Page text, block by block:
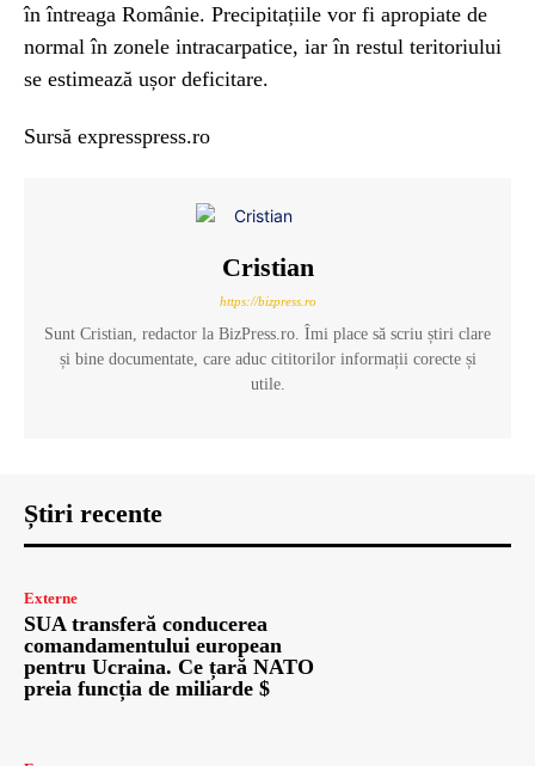
în întreaga Românie. Precipitațiile vor fi apropiate de
normal în zonele intracarpatice, iar în restul teritoriului
se estimează ușor deficitare.
Sursă expresspress.ro
Cristian
https://bizpress.ro
Sunt Cristian, redactor la BizPress.ro. Îmi place să scriu știri clare
și bine documentate, care aduc cititorilor informații corecte și
utile.
Știri recente
Externe
SUA transferă conducerea
comandamentului european
pentru Ucraina. Ce țară NATO
preia funcția de miliarde $